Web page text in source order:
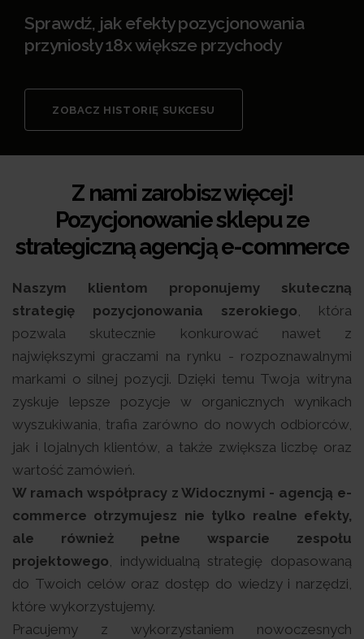
Sprawdź, jak efekty pozycjonowania
przyniosły 18x większe przychody
ZOBACZ HISTORIĘ SUKCESU
Z nami zarobisz więcej!
Pozycjonowanie sklepu ze
strategiczną agencją e-commerce
Naszym klientom proponujemy skuteczną
strategię pozycjonowania szerokiego, która
pozwala skutecznie konkurować nawet z
największymi graczami na rynku - rozpoznawalnymi
markami o silnej pozycji. Dzięki temu Twoja witryna
zyskuje lepsze pozycje w organicznych wynikach
wyszukiwania, trafia zarówno do nowych odbiorców,
jak i lojalnych klientów, a także zwiększa liczbę oraz
wartość zamówień.
W ramach współpracy z Widocznymi - agencją e-
commerce otrzymujesz nie tylko realne efekty,
ale również pełne wsparcie zespołu
projektowego, indywidualną strategię dopasowaną
do Twoich celów oraz dostęp do wiedzy i narzędzi,
które wykorzystujemy.
Pracujemy z wykorzystaniem nowoczesnych